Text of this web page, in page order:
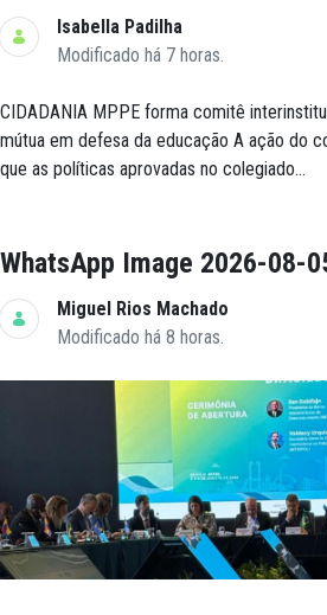
Isabella Padilha
Modificado há 7 horas.
CIDADANIA MPPE forma comitê
mútua em defesa da educação A ação do
que as políticas aprovadas no colegiado...
WhatsApp Image 2026-08-
Miguel Rios Machado
Modificado há 8 horas.